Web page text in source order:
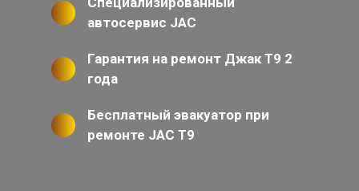
автосервис JAC
Гарантия на ремонт Джак Т9 2
года
Бесплатный эвакуатор при
ремонте JAC T9